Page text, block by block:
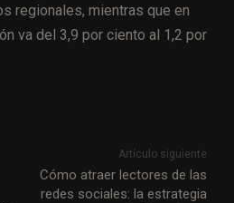
regionales, mientras que en
va del 3,9 por ciento al 1,2 por
Artículo siguiente
Cómo atraer lectores de las
redes sociales: la estrategia